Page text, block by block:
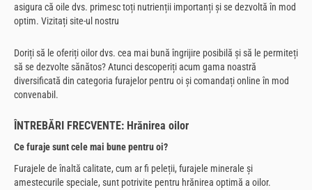
asigura că oile dvs. primesc toți nutrienții importanți și se dezvoltă în mod
optim. Vizitați site-ul nostru
Doriți să le oferiți oilor dvs. cea mai bună îngrijire posibilă și să le permiteți
să se dezvolte sănătos? Atunci descoperiți acum gama noastră
diversificată din categoria furajelor pentru oi și comandați online în mod
convenabil.
ÎNTREBĂRI FRECVENTE: Hrănirea oilor
Ce furaje sunt cele mai bune pentru oi?
Furajele de înaltă calitate, cum ar fi peleții, furajele minerale și
amestecurile speciale, sunt potrivite pentru hrănirea optimă a oilor.